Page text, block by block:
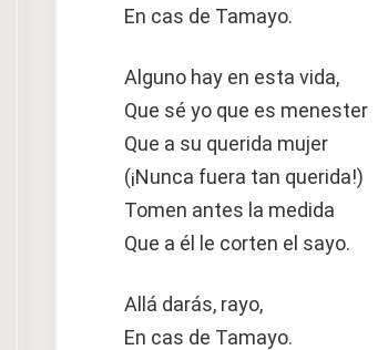
En cas de Tamayo.
Alguno hay en esta vida,
Que sé yo que es menester
Que a su querida mujer
(¡Nunca fuera tan querida!)
Tomen antes la medida
Que a él le corten el sayo.
Allá darás, rayo,
En cas de Tamayo.